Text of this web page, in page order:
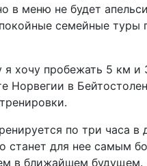
в меню не будет
семейные туры
я хочу пробежать 5 км и
Норвегии в
по три часа в
станет для нее самым
в ближайшем будущем.